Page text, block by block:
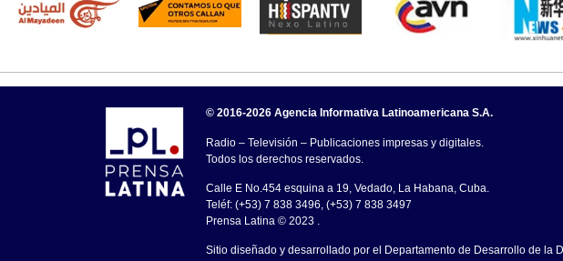
© 2016-2026 Agencia Informativa Latinoamericana S.A.
Radio – Televisión – Publicaciones impresas y digitales.
Todos los derechos reservados.
Calle E No.454 esquina a 19, Vedado, La Habana, Cuba.
Teléf: (+53) 7 838 3496, (+53) 7 838 3497
Prensa Latina © 2023 .
Sitio diseñado y desarrollado por el Departamento de Desarrollo de la